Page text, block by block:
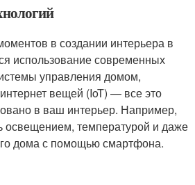
в создании интерьера в
использование современных
управления домом,
вещей (IoT) — все это
в ваш интерьер. Например,
освещением, температурой и даже
дома с помощью смартфона.